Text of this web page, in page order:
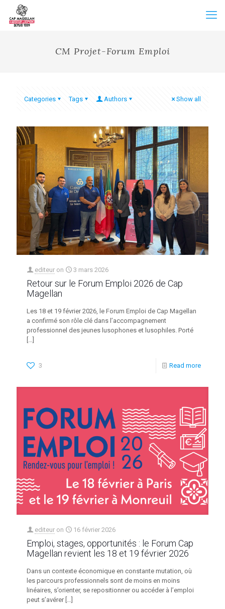
CM Projet-Forum Emploi
Categories Tags Authors Show all
editeur on 3 mars 2026
Retour sur le Forum Emploi 2026 de Cap
Magellan
Les 18 et 19 février 2026, le Forum Emploi de Cap Magellan
a confirmé son rôle clé dans l’accompagnement
professionnel des jeunes lusophones et lusophiles. Porté
[…]
3 Read more
editeur on 16 février 2026
Emploi, stages, opportunités : le Forum Cap
Magellan revient les 18 et 19 février 2026
Dans un contexte économique en constante mutation, où
les parcours professionnels sont de moins en moins
linéaires, s’orienter, se repositionner ou accéder à l’emploi
peut s’avérer[…]